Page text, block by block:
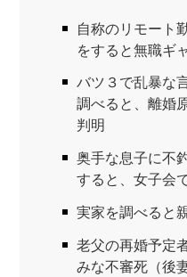
自称のリモート
をすると無職ギ
バツ３で乱暴な
調べると、離婚
判明
奥手な息子に不
すると、女子会
実家を調べると
老父の再婚予定
みな不審死（後